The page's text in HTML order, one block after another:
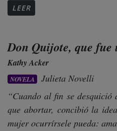
LEER
Don Quijote, que fue
Kathy Acker
NOVELA
Julieta Novelli
“Cuando al fin se
que abortar, concibió la
mujer ocurrírsele pueda: